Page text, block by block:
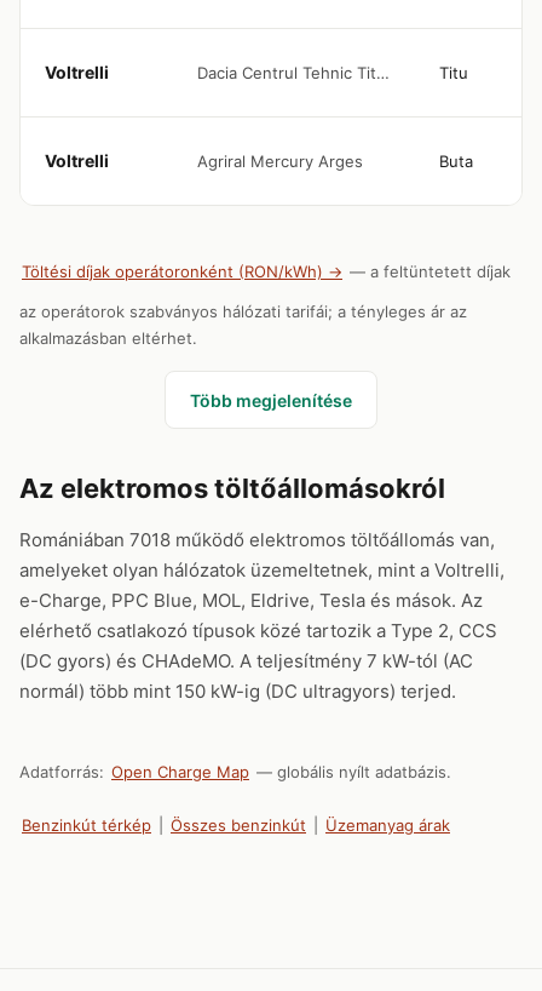
Voltrelli Dacia Centrul Tehnic Titu 1-6 Titu
Voltrelli Agriral Mercury Arges Buta
Töltési díjak operátoronként (RON/kWh) → — a feltüntetett díjak
az operátorok szabványos hálózati tarifái; a tényleges ár az
alkalmazásban eltérhet.
Több megjelenítése
Az elektromos töltőállomásokról
Romániában 7018 működő elektromos töltőállomás van,
amelyeket olyan hálózatok üzemeltetnek, mint a Voltrelli,
e-Charge, PPC Blue, MOL, Eldrive, Tesla és mások. Az
elérhető csatlakozó típusok közé tartozik a Type 2, CCS
(DC gyors) és CHAdeMO. A teljesítmény 7 kW-tól (AC
normál) több mint 150 kW-ig (DC ultragyors) terjed.
Adatforrás: Open Charge Map — globális nyílt adatbázis.
Benzinkút térkép Összes benzinkút Üzemanyag árak